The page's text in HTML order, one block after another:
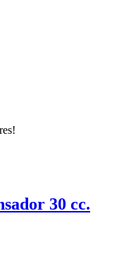
30 cc.